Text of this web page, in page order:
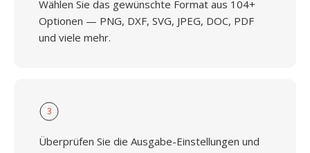
Wählen Sie das gewünschte Format aus 104+
Optionen — PNG, DXF, SVG, JPEG, DOC, PDF
und viele mehr.
3
Überprüfen Sie die Ausgabe-Einstellungen und